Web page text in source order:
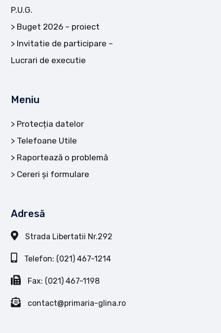
P.U.G.
Buget 2026 – proiect
Invitatie de participare –
Lucrari de executie
Meniu
Protecția datelor
Telefoane Utile
Raportează o problemă
Cereri și formulare
Adresă
Strada Libertatii Nr.292
Telefon: (021) 467-1214
Fax: (021) 467-1198
contact@primaria-glina.ro